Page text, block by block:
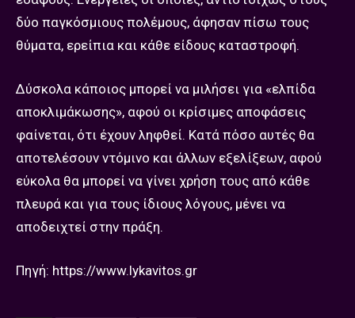
δύο παγκόσμιους πολέμους, άφησαν πίσω τους
θύματα, ερείπια και κάθε είδους καταστροφή.
Δύσκολα κάποιος μπορεί να μιλήσει για «ελπίδα
αποκλιμάκωσης», αφού οι κρίσιμες αποφάσεις
φαίνεται, ότι έχουν ληφθεί. Κατά πόσο αυτές θα
αποτελέσουν ντόμινο και άλλων εξελίξεων, αφού
εύκολα θα μπορεί να γίνει χρήση τους από κάθε
πλευρά και για τους ίδιους λόγους, μένει να
αποδειχτεί στην πράξη.
Πηγή: https://www.lykavitos.gr